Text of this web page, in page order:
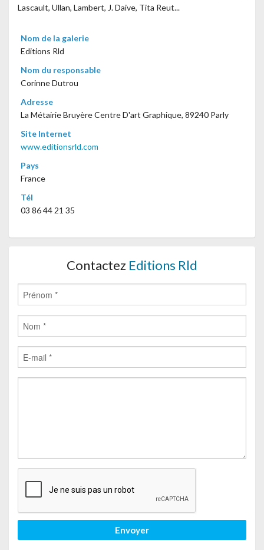
Lascault, Ullan, Lambert, J. Daive, Tita Reut...
Nom de la galerie
Editions Rld
Nom du responsable
Corinne Dutrou
Adresse
La Métairie Bruyère Centre D'art Graphique, 89240 Parly
Site Internet
www.editionsrld.com
Pays
France
Tél
03 86 44 21 35
Contactez Editions Rld
Envoyer